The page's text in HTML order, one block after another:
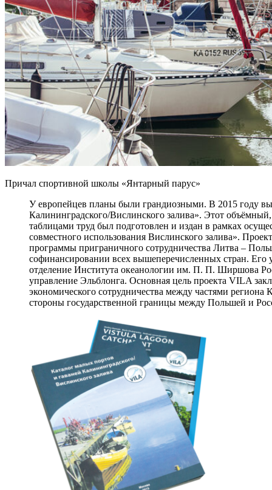
Причал спортивной школы «Янтарный парус»
У европейцев планы были грандиозными. В 2015 году
Калининградского/Вислинского залива». Этот
таблицами труд был подготовлен и издан в рамках
совместного использования Вислинского залива».
программы приграничного сотрудничества Литва –
софинансировании всех вышеперечисленных стран. Его
отделение Института океанологии им. П. П. Ширшова
управление Эльблонга. Основная цель проекта VILA
экономического сотрудничества между частями
стороны государственной границы между Польшей и